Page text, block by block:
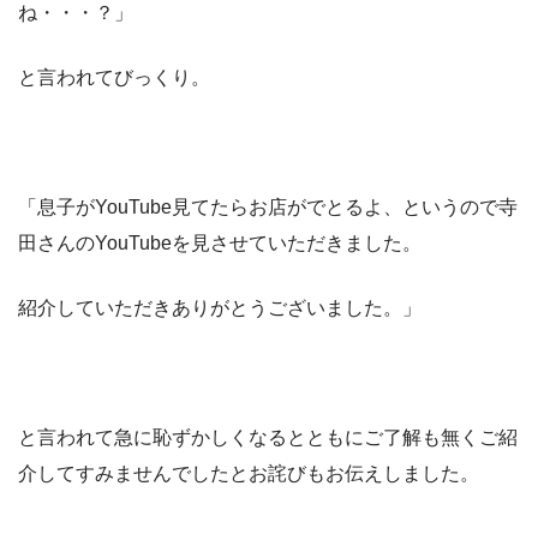
ね・・・？」
と言われてびっくり。
「息子がYouTube見てたらお店がでとるよ、というので寺
田さんのYouTubeを見させていただきました。
紹介していただきありがとうございました。」
と言われて急に恥ずかしくなるとともにご了解も無くご紹
介してすみませんでしたとお詫びもお伝えしました。